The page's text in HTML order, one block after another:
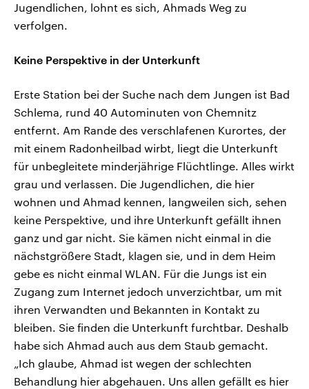
Jugendlichen, lohnt es sich, Ahmads Weg zu
verfolgen.
Keine Perspektive in der Unterkunft
Erste Station bei der Suche nach dem Jungen ist Bad
Schlema, rund 40 Autominuten von Chemnitz
entfernt. Am Rande des verschlafenen Kurortes, der
mit einem Radonheilbad wirbt, liegt die Unterkunft
für unbegleitete minderjährige Flüchtlinge. Alles wirkt
grau und verlassen. Die Jugendlichen, die hier
wohnen und Ahmad kennen, langweilen sich, sehen
keine Perspektive, und ihre Unterkunft gefällt ihnen
ganz und gar nicht. Sie kämen nicht einmal in die
nächstgrößere Stadt, klagen sie, und in dem Heim
gebe es nicht einmal WLAN. Für die Jungs ist ein
Zugang zum Internet jedoch unverzichtbar, um mit
ihren Verwandten und Bekannten in Kontakt zu
bleiben. Sie finden die Unterkunft furchtbar. Deshalb
habe sich Ahmad auch aus dem Staub gemacht.
„Ich glaube, Ahmad ist wegen der schlechten
Behandlung hier abgehauen. Uns allen gefällt es hier